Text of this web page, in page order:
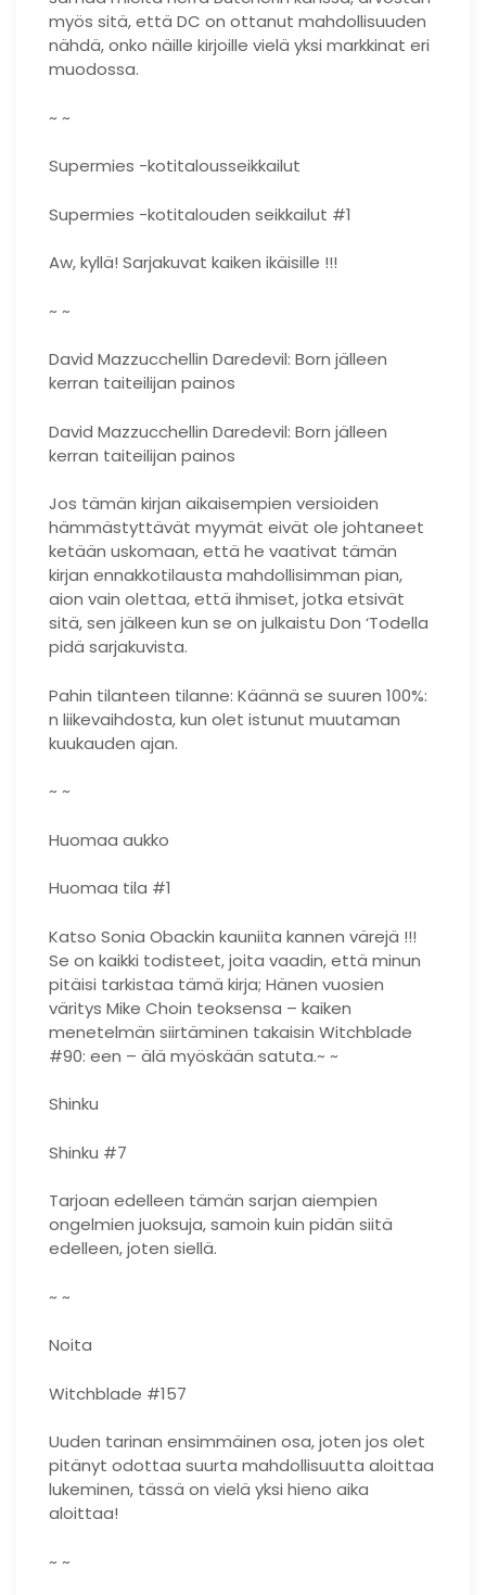
myös sitä, että DC on ottanut mahdollisuuden
nähdä, onko näille kirjoille vielä yksi markkinat eri
muodossa.
~ ~
Supermies -kotitalousseikkailut
Supermies -kotitalouden seikkailut #1
Aw, kyllä! Sarjakuvat kaiken ikäisille !!!
~ ~
David Mazzucchellin Daredevil: Born jälleen
kerran taiteilijan painos
David Mazzucchellin Daredevil: Born jälleen
kerran taiteilijan painos
Jos tämän kirjan aikaisempien versioiden
hämmästyttävät myymät eivät ole johtaneet
ketään uskomaan, että he vaativat tämän
kirjan ennakkotilausta mahdollisimman pian,
aion vain olettaa, että ihmiset, jotka etsivät
sitä, sen jälkeen kun se on julkaistu Don ‘Todella
pidä sarjakuvista.
Pahin tilanteen tilanne: Käännä se suuren 100%:
n liikevaihdosta, kun olet istunut muutaman
kuukauden ajan.
~ ~
Huomaa aukko
Huomaa tila #1
Katso Sonia Obackin kauniita kannen värejä !!!
Se on kaikki todisteet, joita vaadin, että minun
pitäisi tarkistaa tämä kirja; Hänen vuosien
väritys Mike Choin teoksensa – kaiken
menetelmän siirtäminen takaisin Witchblade
#90: een – älä myöskään satuta.~ ~
Shinku
Shinku #7
Tarjoan edelleen tämän sarjan aiempien
ongelmien juoksuja, samoin kuin pidän siitä
edelleen, joten siellä.
~ ~
Noita
Witchblade #157
Uuden tarinan ensimmäinen osa, joten jos olet
pitänyt odottaa suurta mahdollisuutta aloittaa
lukeminen, tässä on vielä yksi hieno aika
aloittaa!
~ ~